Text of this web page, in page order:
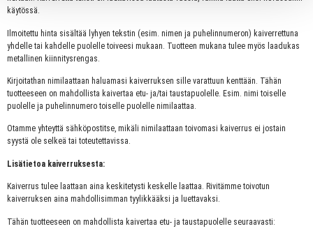
käytössä.
Ilmoitettu hinta sisältää lyhyen tekstin (esim. nimen ja puhelinnumeron) kaiverrettuna
yhdelle tai kahdelle puolelle toiveesi mukaan. Tuotteen mukana tulee myös laadukas
metallinen kiinnitysrengas.
Kirjoitathan nimilaattaan haluamasi kaiverruksen sille varattuun kenttään. Tähän
tuotteeseen on mahdollista kaivertaa etu- ja/tai taustapuolelle. Esim. nimi toiselle
puolelle ja puhelinnumero toiselle puolelle nimilaattaa.
Otamme yhteyttä sähköpostitse, mikäli nimilaattaan toivomasi kaiverrus ei jostain
syystä ole selkeä tai toteutettavissa.
Lisätietoa kaiverruksesta:
Kaiverrus tulee laattaan aina keskitetysti keskelle laattaa. Rivitämme toivotun
kaiverruksen aina mahdollisimman tyylikkääksi ja luettavaksi.
Tähän tuotteeseen on mahdollista kaivertaa etu- ja taustapuolelle seuraavasti: